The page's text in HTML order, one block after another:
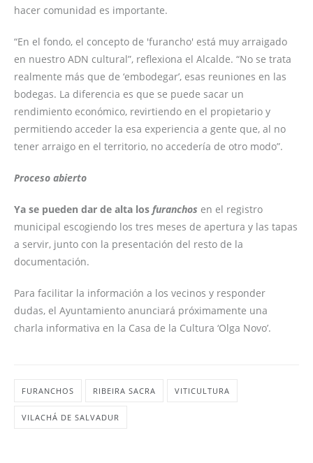
hacer comunidad es importante.
“En el fondo, el concepto de 'furancho' está muy arraigado
en nuestro ADN cultural”, reflexiona el Alcalde. “No se trata
realmente más que de ‘embodegar’, esas reuniones en las
bodegas. La diferencia es que se puede sacar un
rendimiento económico, revirtiendo en el propietario y
permitiendo acceder la esa experiencia a gente que, al no
tener arraigo en el territorio, no accedería de otro modo”.
Proceso abierto
Ya se pueden dar de alta los furanchos en el registro
municipal escogiendo los tres meses de apertura y las tapas
a servir, junto con la presentación del resto de la
documentación.
Para facilitar la información a los vecinos y responder
dudas, el Ayuntamiento anunciará próximamente una
charla informativa en la Casa de la Cultura ‘Olga Novo’.
FURANCHOS RIBEIRA SACRA VITICULTURA
VILACHÁ DE SALVADUR